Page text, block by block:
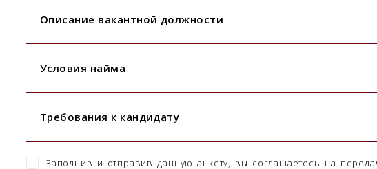
Описание вакантной должности
Условия найма
Требования к кандидату
Заполнив и отправив данную анкету, вы соглашаетесь на